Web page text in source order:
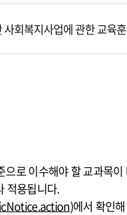
회복지사업에 관한 교육
로 이수해야 할 교과목이
적용됩니다.
)에서 확인